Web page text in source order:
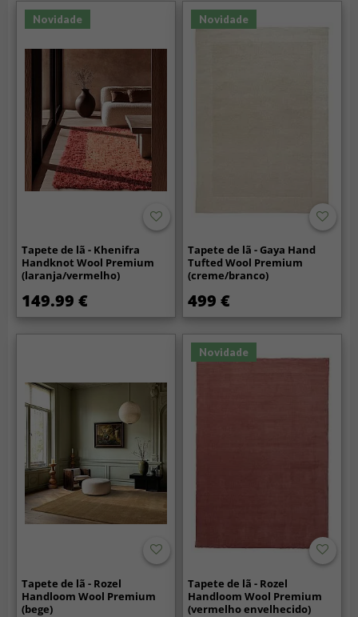
Novidade
Tapete de lã - Khenifra
Handknot Wool Premium
(laranja/vermelho)
149.99 €
Novidade
Tapete de lã - Gaya Hand
Tufted Wool Premium
(creme/branco)
499 €
Tapete de lã - Rozel
Handloom Wool Premium
(bege)
Novidade
Tapete de lã - Rozel
Handloom Wool Premium
(vermelho envelhecido)